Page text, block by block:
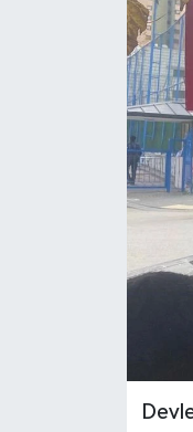
KÜLTÜR SANAT
MAGAZİN
SAĞLIK
SİYASET